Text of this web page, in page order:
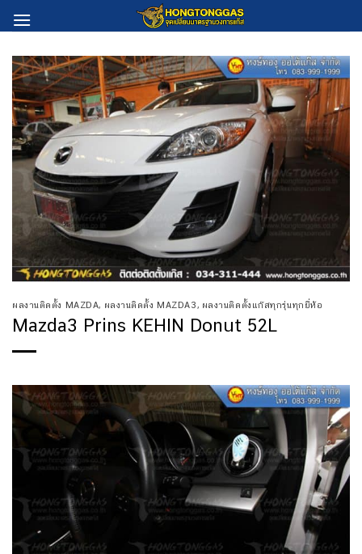
to
ผลงานติดตั้ง MAZDA, ผลงานติดตั้ง MAZDA3 , ผลงานติดตั้งแก๊สทุกรุ่นทุกยี่ห้อ
Mazda3 Prins KEHIN Donut 52L